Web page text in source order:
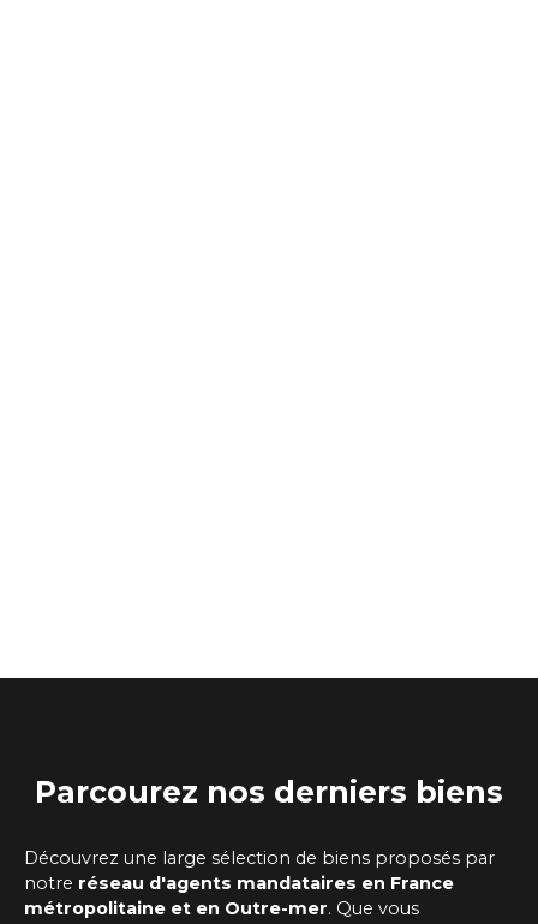
Parcourez nos derniers biens
Découvrez une large sélection de biens proposés par
notre réseau d'agents mandataires en France
métropolitaine et en Outre-mer. Que vous